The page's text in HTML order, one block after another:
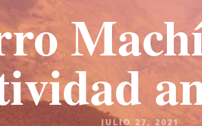
JULIO 27, 2021